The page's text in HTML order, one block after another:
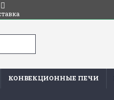
КОНВЕКЦИОННЫЕ ПЕЧИ